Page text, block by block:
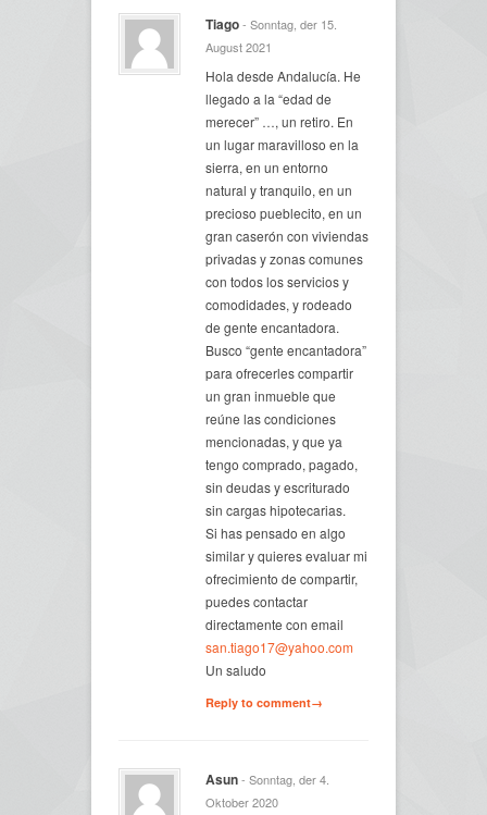
Tiago- Sonntag, der 15.
August 2021
Hola desde Andalucía. He
llegado a la “edad de
merecer” …, un retiro. En
un lugar maravilloso en la
sierra, en un entorno
natural y tranquilo, en un
precioso pueblecito, en un
gran caserón con viviendas
privadas y zonas comunes
con todos los servicios y
comodidades, y rodeado
de gente encantadora.
Busco “gente encantadora”
para ofrecerles compartir
un gran inmueble que
reúne las condiciones
mencionadas, y que ya
tengo comprado, pagado,
sin deudas y escriturado
sin cargas hipotecarias.
Si has pensado en algo
similar y quieres evaluar mi
ofrecimiento de compartir,
puedes contactar
directamente con email
san.tiago17@yahoo.com
Un saludo
Reply to comment→
Asun- Sonntag, der 4.
Oktober 2020